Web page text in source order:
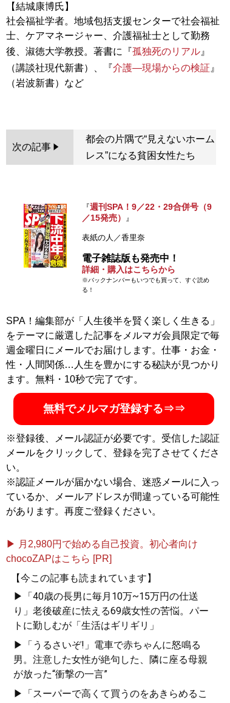
【結城康博氏】
社会福祉学者。地域包括支援センターで社会福祉
士、ケアマネージャー、介護福祉士として勤務
後、淑徳大学教授。著書に『孤独死のリアル 』
（講談社現代新書）、『介護―現場からの検証 』
（岩波新書）など
次の記事
都会の片隅で“見えないホーム
レス”になる貧困女性たち
『週刊SPA！9／22・29合併号（9
／15発売）
』
表紙の人／香里奈
電子雑誌版も発売中！
詳細・購入はこちらから
※バックナンバーもいつでも買って、すぐ読め
る！
SPA！編集部が「人生後半を賢く楽しく生きる」
をテーマに厳選した記事をメルマガ会員限定で毎
週金曜日にメールでお届けします。仕事・お金・
性・人間関係…人生を豊かにする秘訣が見つかり
ます。無料・10秒で完了です。
無料でメルマガ登録する⇒⇒
※登録後、メール認証が必要です。受信した認証
メールをクリックして、登録を完了させてくださ
い。
※認証メールが届かない場合、迷惑メールに入っ
ているか、メールアドレスが間違っている可能性
があります。再度ご登録ください。
▶ 月2,980円で始める自己投資。初心者向け
chocoZAPはこちら [PR]
【今この記事も読まれています】
▶「40歳の長男に毎月10万~15万円の仕送
り」老後破産に怯える69歳女性の苦悩。パー
トに勤しむが「生活はギリギリ」
▶「うるさいぞ!」電車で赤ちゃんに怒鳴る
男。注意した女性が絶句した、隣に座る母親
が放った“衝撃の一言”
▶「スーパーで高くて買うのをあきらめるこ